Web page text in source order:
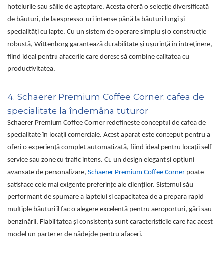
hotelurile sau sălile de așteptare. Acesta oferă o selecție diversificată
de băuturi, de la espresso-uri intense până la băuturi lungi și
specialități cu lapte. Cu un sistem de operare simplu și o construcție
robustă, Wittenborg garantează durabilitate și ușurință în întreținere,
fiind ideal pentru afacerile care doresc să combine calitatea cu
productivitatea.
4. Schaerer Premium Coffee Corner: cafea de
specialitate la îndemâna tuturor
Schaerer Premium Coffee Corner redefinește conceptul de cafea de
specialitate în locații comerciale. Acest aparat este conceput pentru a
oferi o experiență complet automatizată, fiind ideal pentru locații self-
service sau zone cu trafic intens. Cu un design elegant și opțiuni
avansate de personalizare, Schaerer Premium Coffee Corner poate
satisface cele mai exigente preferințe ale clienților. Sistemul său
performant de spumare a laptelui și capacitatea de a prepara rapid
multiple băuturi îl fac o alegere excelentă pentru aeroporturi, gări sau
benzinării. Fiabilitatea și consistența sunt caracteristicile care fac acest
model un partener de nădejde pentru afaceri.